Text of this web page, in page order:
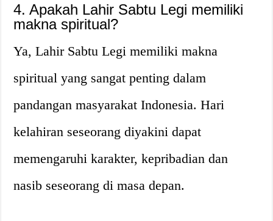
4. Apakah Lahir Sabtu Legi memiliki
makna spiritual?
Ya, Lahir Sabtu Legi memiliki makna
spiritual yang sangat penting dalam
pandangan masyarakat Indonesia. Hari
kelahiran seseorang diyakini dapat
memengaruhi karakter, kepribadian dan
nasib seseorang di masa depan.